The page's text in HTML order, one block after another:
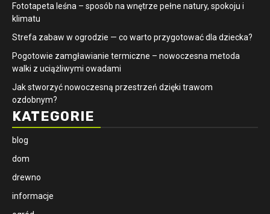
​Fototapeta leśna – sposób na wnętrze pełne natury, spokoju i
klimatu
Strefa zabaw w ogrodzie — co warto przygotować dla dziecka?
Pogotowie zamgławianie termiczne – nowoczesna metoda
walki z uciążliwymi owadami
Jak stworzyć nowoczesną przestrzeń dzięki trawom
ozdobnym?
KATEGORIE
blog
dom
drewno
informacje